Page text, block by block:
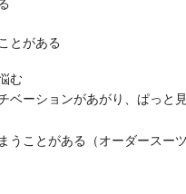
とがある
む
ベーションがあがり、ぱっと
うことがある（オーダース